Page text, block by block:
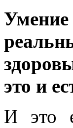
Умение
это и
И это